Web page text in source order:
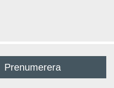
Prenumerera